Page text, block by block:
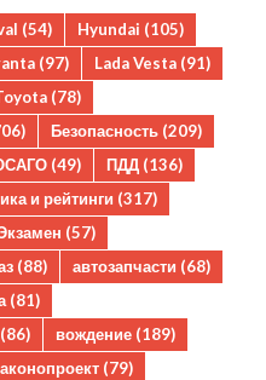
(54) Hyundai (105)
(97) Lada Vesta (91)
(78)
Безопасность (209)
(49) ПДД (136)
и рейтинги (317)
(57)
(88) автозапчасти (68)
(81)
(86) вождение (189)
(79)